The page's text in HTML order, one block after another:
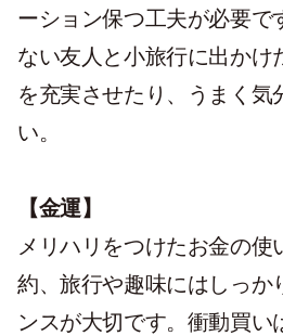
ーション保つ工夫が必要で
ない友人と小旅行に出かけ
を充実させたり、うまく気
い。
【金運】
メリハリをつけたお金の使
約、旅行や趣味にはしっか
ンスが大切です。衝動買い